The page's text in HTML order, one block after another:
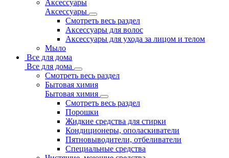
Аксессуары
Аксессуары
Смотреть весь раздел
Аксессуары для волос
Аксессуары для ухода за лицом и телом
Мыло
Все для дома
Все для дома
Смотреть весь раздел
Бытовая химия
Бытовая химия
Смотреть весь раздел
Порошки
Жидкие средства для стирки
Кондиционеры, ополаскиватели
Пятновыводители, отбеливатели
Специальные средства